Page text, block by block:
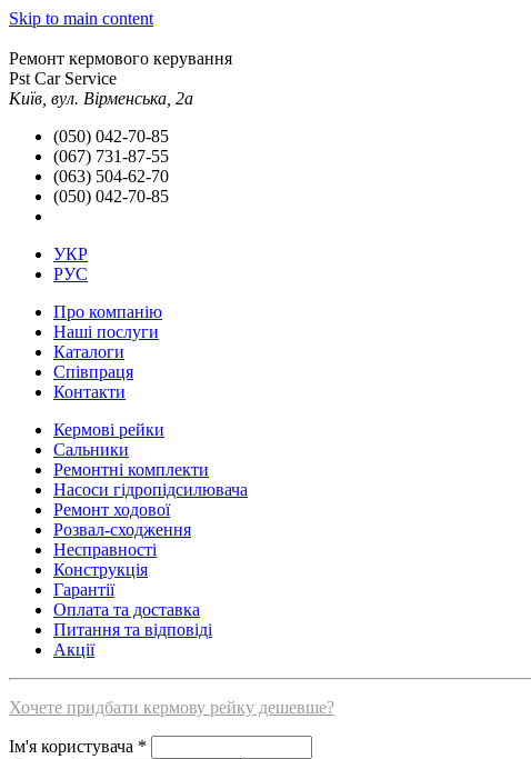
Skip to main content
Ремонт кермового керування
Pst Car Service
Київ, вул. Вірменська, 2а
(050) 042-70-85
(067) 731-87-55
(063) 504-62-70
(050) 042-70-85
УКР
РУС
Про компанію
Наші послуги
Каталоги
Співпраця
Контакти
Кермові рейки
Сальники
Ремонтні комплекти
Насоси гідропідсилювача
Ремонт ходової
Розвал-сходження
Несправності
Конструкція
Гарантії
Оплата та доставка
Питання та відповіді
Акції
Хочете придбати кермову рейку дешевше?
Ім'я користувача *